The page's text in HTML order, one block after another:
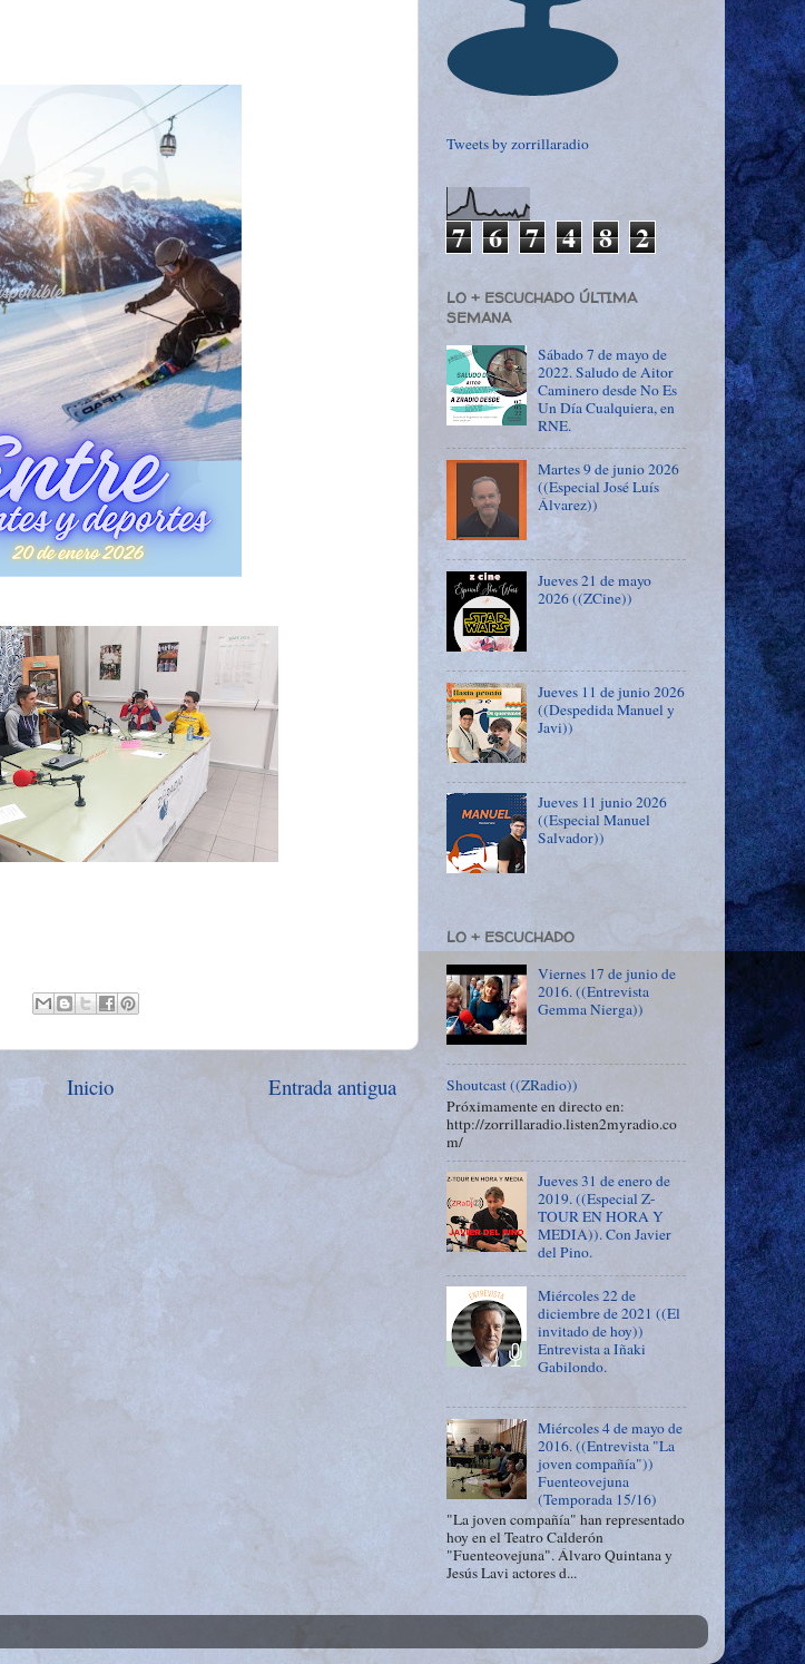
Entrada antigua
Inicio
Tweets by zorrillaradio
7 6 7 4 8 2
LO + ESCUCHADO ÚLTIMA
SEMANA
Sábado 7 de mayo de
2022. Saludo de Aitor
Caminero desde No Es
Un Día Cualquiera, en
RNE.
Martes 9 de junio 2026
((Especial José Luís
Álvarez))
Jueves 21 de mayo
2026 ((ZCine))
Jueves 11 de junio 2026
((Despedida Manuel y
Javi))
Jueves 11 junio 2026
((Especial Manuel
Salvador))
LO + ESCUCHADO
Viernes 17 de junio de
2016. ((Entrevista
Gemma Nierga))
Shoutcast ((ZRadio))
Próximamente en directo en:
http://zorrillaradio.listen2myradio.co
m/
Jueves 31 de enero de
2019. ((Especial Z-
TOUR EN HORA Y
MEDIA)). Con Javier
del Pino.
Miércoles 22 de
diciembre de 2021 ((El
invitado de hoy))
Entrevista a Iñaki
Gabilondo.
Miércoles 4 de mayo de
2016. ((Entrevista "La
joven compañía"))
Fuenteovejuna
(Temporada 15/16)
"La joven compañía" han representado
hoy en el Teatro Calderón
"Fuenteovejuna". Álvaro Quintana y
Jesús Lavi actores d...